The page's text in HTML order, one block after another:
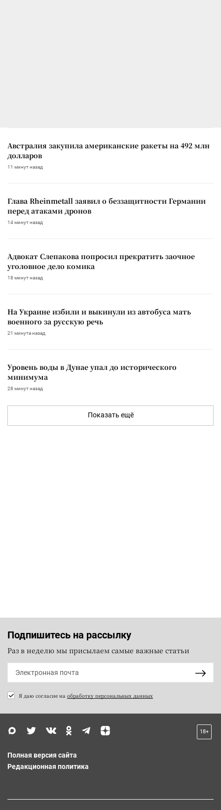
Австралия закупила американские ракеты на 492 млн
долларов
11 минут назад
Глава Rheinmetall заявил о беззащитности Германии
перед атаками дронов
14 минут назад
Адвокат Слепакова попросил прекратить заочное
уголовное дело комика
18 минут назад
На Украине избили и выкинули из автобуса мать
военного за русскую речь
21 минута назад
Уровень воды в Дунае упал до исторического
минимума
28 минут назад
Показать ещё
Подпишитесь на рассылку
Раз в неделю мы присылаем самые важные статьи
Я даю согласие на обработку персональных данных
18+
Полная версия сайта
Редакционная политика